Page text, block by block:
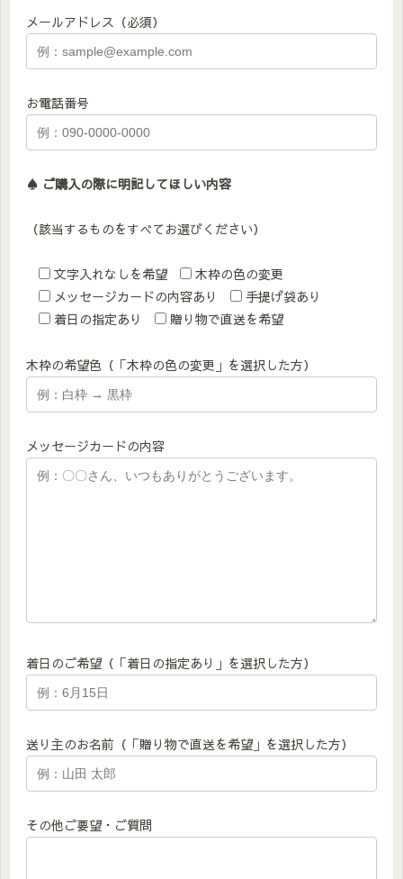
メールアドレス（必須）
お電話番号
♠︎ ご購入の際に明記してほしい内容
（該当するものをすべてお選びください）
文字入れなしを希望
木枠の色の変更
メッセージカードの内容あり
手提げ袋あり
着日の指定あり
贈り物で直送を希望
木枠の希望色（「木枠の色の変更」を選択した方）
メッセージカードの内容
着日のご希望（「着日の指定あり」を選択した方）
送り主のお名前（「贈り物で直送を希望」を選択した方）
その他ご要望・ご質問